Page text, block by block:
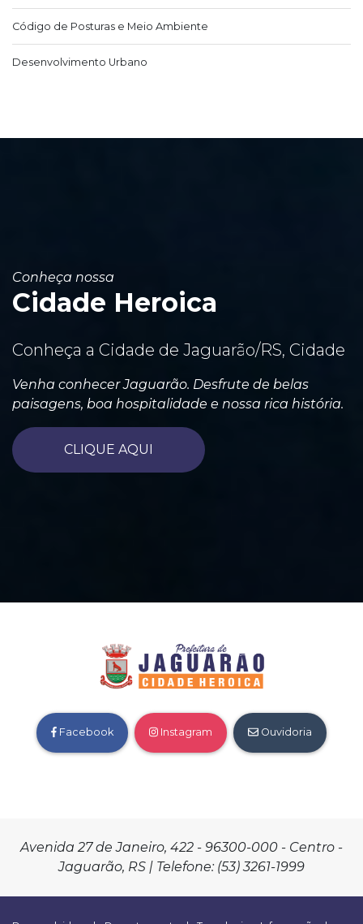
Código de Posturas e Meio Ambiente
Desenvolvimento Urbano
Conheça nossa
Cidade Heroica
Conheça a Cidade de Jaguarão/RS, Cidade
Venha conhecer Jaguarão. Desfrute de belas
paisagens, boa hospitalidade e nossa rica história.
CLIQUE AQUI
Facebook Instagram Ouvidoria
Avenida 27 de Janeiro, 422 - 96300-000 - Centro -
Jaguarão, RS | Telefone: (53) 3261-1999